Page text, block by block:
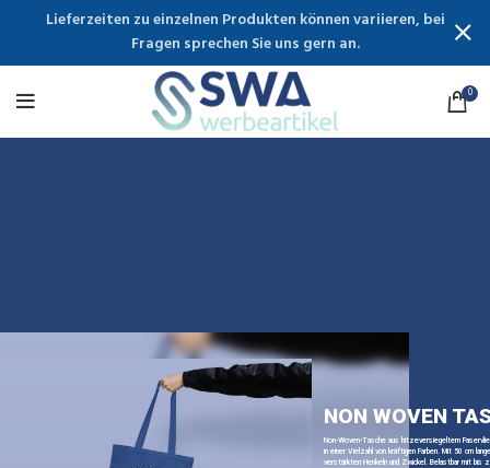
0
NON WOVEN
Non-Woven-Tasche aus hitzeversiegeltem
in einer Vielzahl von kräftigen Farben. Mit 50 cm
verstärkten Henkeln und Zwickel. Belastbar mit bis
Lieferzeiten zu einzelnen Produkten können variieren, bei
Fragen sprechen Sie uns gern an.